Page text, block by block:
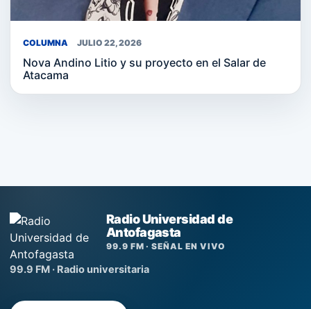
COLUMNA JULIO 22, 2026
Nova Andino Litio y su proyecto en el Salar de
Atacama
Radio Universidad de
Antofagasta
99.9 FM · SEÑAL EN VIVO
99.9 FM · Radio universitaria